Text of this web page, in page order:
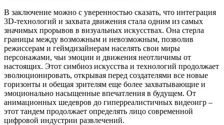
В заключение можно с уверенностью сказать, что интеграция
3D-технологий и захвата движения стала одним из самых
значимых прорывов в визуальных искусствах. Она стерла
границы между возможным и невозможным, позволив
режиссерам и геймдизайнерам населять свои миры
персонажами, чьи эмоции и движения неотличимы от
настоящих. Этот симбиоз искусства и технологий продолжает
эволюционировать, открывая перед создателями все новые
горизонты и обещая зрителям еще более захватывающие и
эмоционально насыщенные впечатления в будущем. От
анимационных шедевров до гиперреалистичных видеоигр –
этот тандем продолжает определять лицо современной
цифровой индустрии развлечений.